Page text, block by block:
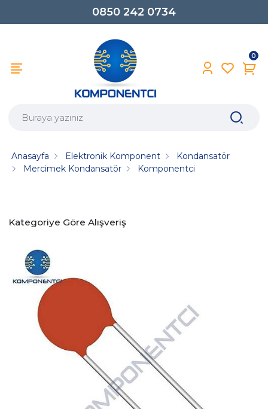
0850 242 0734
0
Anasayfa Elektronik Komponent
Kondansatör
Mercimek Kondansatör
Komponentci
Kategoriye Göre Alışveriş